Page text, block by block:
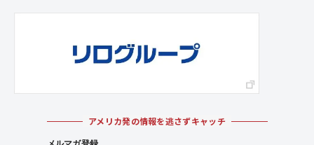
アメリカ発の情報を逃さずキャッチ